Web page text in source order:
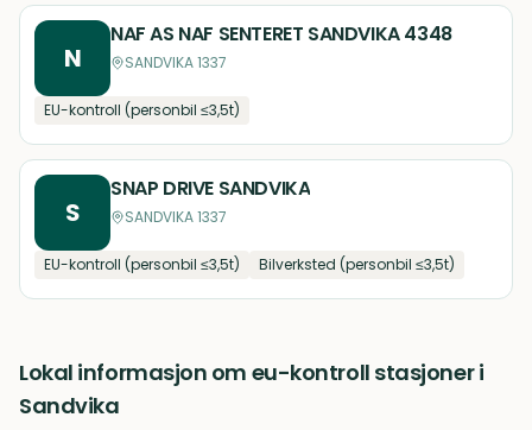
N
NAF AS NAF SENTERET SANDVIKA 4348
SANDVIKA 1337
EU-kontroll (personbil ≤3,5t)
S
SNAP DRIVE SANDVIKA
SANDVIKA 1337
EU-kontroll (personbil ≤3,5t) Bilverksted (personbil ≤3,5t)
Lokal informasjon om eu-kontroll stasjoneri
Sandvika